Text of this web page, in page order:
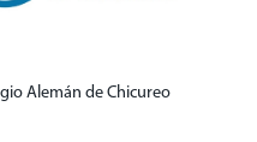
Alemán de Chicureo